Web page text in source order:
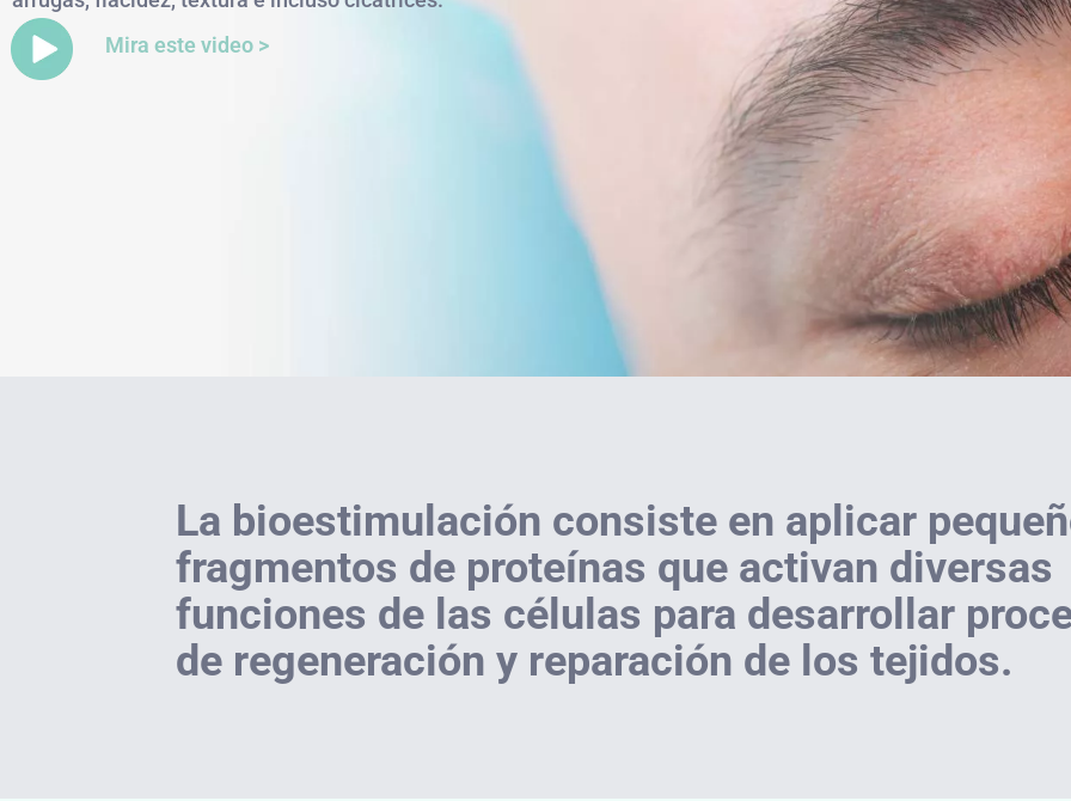
Mira este video >
La bioestimulación consiste en aplicar
fragmentos de proteínas que activan diversas
funciones de las células para desarrollar
de regeneración y reparación de los tejidos.